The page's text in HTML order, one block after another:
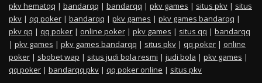
pkv hematqq | bandarqq | bandarqq | pkv games | situs pkv | situs
pkv | qq poker | bandarqq | pkv games | pkv games bandarqq |
pkv qq | qq poker | online poker | pkv games | situs qq | bandarqq
| pkv games | pkv games bandarqq | situs pkv | qq poker | online
poker | sbobet wap | situs judi bola resmi | judi bola | pkv games |
qq poker | bandarqq pkv | qq poker online | situs pkv